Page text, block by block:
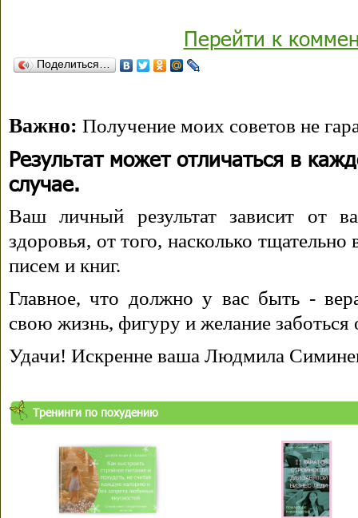
Перейти к
Поделиться…
Важно: Получение моих советов не
Результат может отличаться в
случае.
Ваш личный результат зависит от
здоровья, от того, насколько
писем и книг.
Главное, что должно у вас быть -
свою жизнь, фигуру и желание заботься
Удачи! Искренне ваша Людмила
Тренинги по похудению